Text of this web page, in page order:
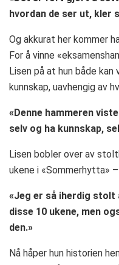
hvordan de ser ut, kler
Og akkurat her kommer
For å vinne
Lisen på at hun både
kunnskap, uavhengig av
«Denne hammeren
selv og ha kunnskap,
Lisen bobler over av
ukene i «Sommerhytta»
«Jeg er så iherdig stolt
disse 10 ukene, men
den.»
Nå håper hun historien